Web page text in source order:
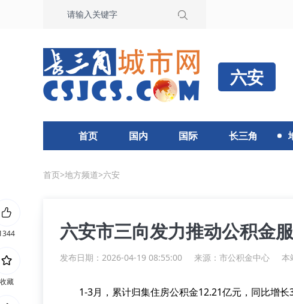
六安
首页 国内 国际 长三角
首页>地方频道>六安
六安市三向发力推动公积金
发布日期：2026-04-19 08:55:00 来源： 市公积金中心 本
1-3月，累计归集住房公积金12.21亿元，同比增长
收藏